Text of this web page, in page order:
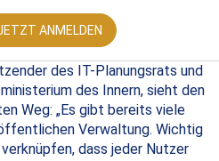
ANMELDEN
des IT-Planungsrats und
des Innern, sieht den
Weg: „Es gibt bereits viele
Verwaltung. Wichtig
dass jeder Nutzer